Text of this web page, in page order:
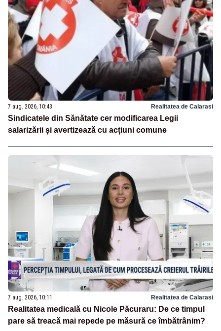
7 aug. 2026, 10:43 Realitatea de Calarasi
Sindicatele din Sănătate cer modificarea Legii
salarizării și avertizează cu acțiuni comune
7 aug. 2026, 10:11 Realitatea de Calarasi
Realitatea medicală cu Nicole Păcuraru: De ce timpul
pare să treacă mai repede pe măsură ce îmbătrânim?